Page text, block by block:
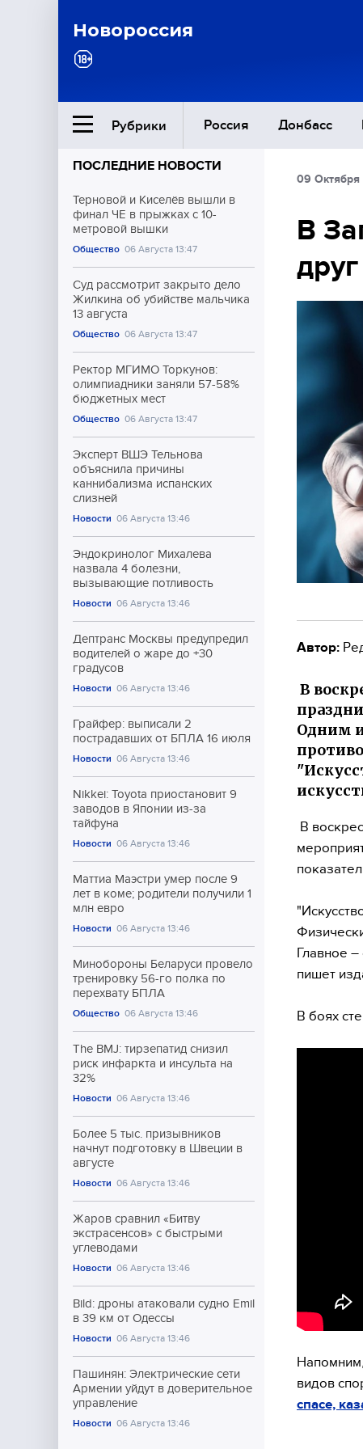
Новороссия
Рубрики Россия Донбасс
Ближний Восток
Общество
Культура
ПОСЛЕДНИЕ НОВОСТИ
Терновой и Киселёв вышли в
финал ЧЕ в прыжках с 10-
метровой вышки
Общество 06 Августа 13:47
Суд рассмотрит закрыто дело
Жилкина об убийстве мальчика
13 августа
Общество 06 Августа 13:47
Ректор МГИМО Торкунов:
олимпиадники заняли 57-58%
бюджетных мест
Общество 06 Августа 13:47
Эксперт ВШЭ Тельнова
объяснила причины
каннибализма испанских
слизней
Новости 06 Августа 13:46
Эндокринолог Михалева
назвала 4 болезни,
вызывающие потливость
Новости 06 Августа 13:46
Дептранс Москвы предупредил
водителей о жаре до +30
градусов
Новости 06 Августа 13:46
Грайфер: выписали 2
пострадавших от БПЛА 16 июля
Новости 06 Августа 13:46
Nikkei: Toyota приостановит 9
заводов в Японии из-за
тайфуна
Новости 06 Августа 13:46
Маттиа Маэстри умер после 9
лет в коме; родители получили 1
млн евро
Новости 06 Августа 13:46
Минобороны Беларуси провело
тренировку 56-го полка по
перехвату БПЛА
Общество 06 Августа 13:46
The BMJ: тирзепатид снизил
риск инфаркта и инсульта на
32%
Новости 06 Августа 13:46
Более 5 тыс. призывников
начнут подготовку в Швеции в
августе
Новости 06 Августа 13:46
Жаров сравнил «Битву
экстрасенсов» с быстрыми
углеводами
Новости 06 Августа 13:46
Bild: дроны атаковали судно Emil
в 39 км от Одессы
Новости 06 Августа 13:46
Пашинян: Электрические сети
Армении уйдут в доверительное
управление
Новости 06 Августа 13:46
09
В
Автор:
В
Одним
В
Главное
пишет
В боях
видов
спасе,